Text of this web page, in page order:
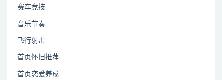
赛车竞技
音乐节奏
飞行射击
首页怀旧推荐
首页恋爱养成